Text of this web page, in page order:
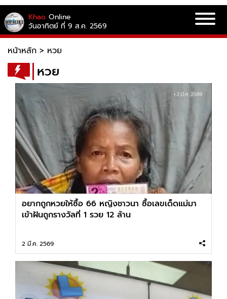
Khao Online
วันอาทิตย์ ที่ 9 ส.ค. 2569
หน้าหลัก > หวย
หวย
อยากถูกหวยให้ซื้อ 66 หญิงชาวนา ซื้อเลขเด็ดแม่มา
เข้าฝันถูกรางวัลที่ 1 รวย 12 ล้าน
2 มี.ค. 2569